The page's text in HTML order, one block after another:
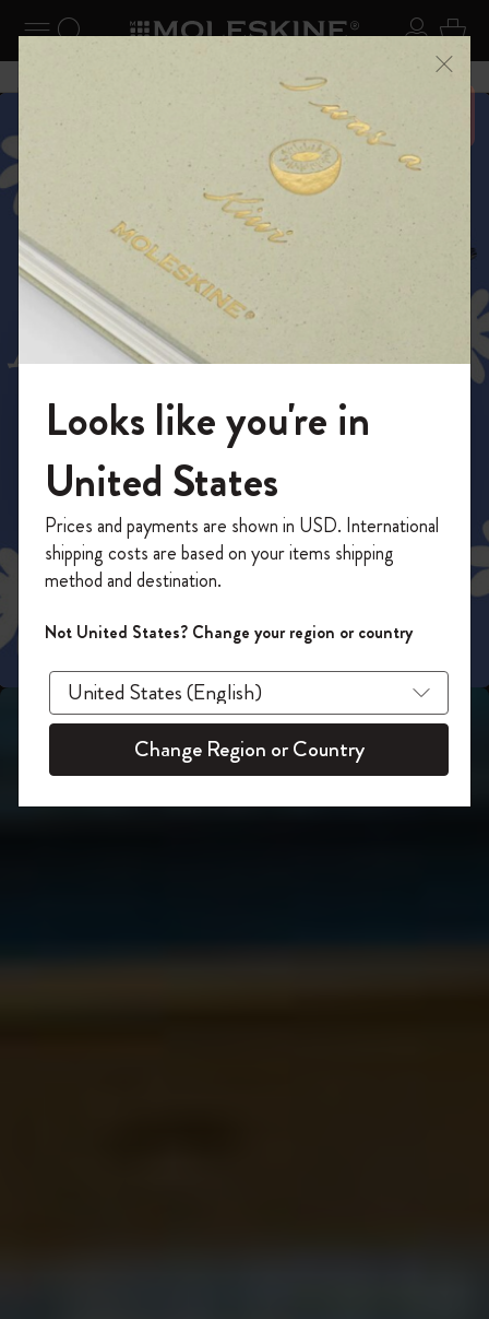
ナビゲーションの切替 ログ
検索 (キーワードなど) カ
6,500円以上のご購入で送料無料 メニ
ーを閉じる
人生の冒険を切り取ろう
ムーミンコレクショ
ン
詳しくはこちら
スライド表示0
スライド表示1
スライド表示2
スライド表示3
スライド表示4
スライド表示5
モレスキンの世界へようこそ
「WELCOME10」を入力すると、初回注
文が10%オフ＋送料無料になります。セ
ール・アウトレット品は適用外。
Moleskineアカウントを作成して限定オフ
ァーや会員特典、さらに多くのインスピ
レーションを手に入れましょう。
今すぐ会員登録 !
Looks like you're in
United States
Prices and payments are shown in USD. International
shipping costs are based on your items shipping
method and destination.
Not United States? Change your region or country
Change Region or Country